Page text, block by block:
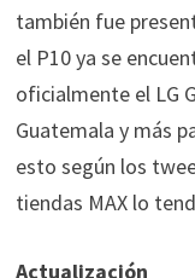
también fue
el P10 ya se
oficialmente el LG
Guatemala y más
esto según los
tiendas MAX lo
Actualización